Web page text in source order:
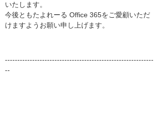
いたします。
今後ともたよれーる Office 365をご愛顧いただ
けますようお願い申し上げます。
------------------------------------------------------------
--